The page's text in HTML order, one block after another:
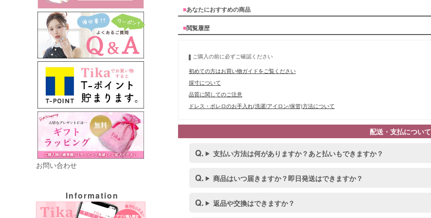
お問い合わせ
Information
■あなたにおすすめの商品
■閲覧履歴
ご購入の前に必ずご確認ください
初めての方はお買い物ガイドをご覧ください
採寸について
品質に関してのご注意
ドレス・ボレロのお手入れ(洗濯/アイロン/保管)方法について
配送・支払について
支払い方法は何がありますか？あと払いもできますか？
商品はいつ届きますか？即日発送はできますか？
返品や交換はできますか？